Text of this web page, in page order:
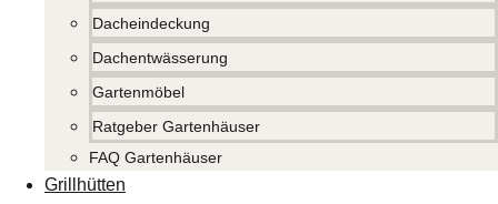
Dacheindeckung
Dachentwässerung
Gartenmöbel
Ratgeber Gartenhäuser
FAQ Gartenhäuser
Grillhütten